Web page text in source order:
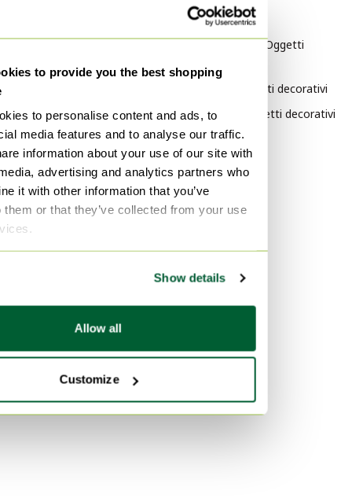
to provide you the best shopping
to personalise content and ads, to
media features and to analyse our traffic.
information about your use of our site with
advertising and analytics partners who
it with other information that you’ve
them or that they’ve collected from your use
Show details
Allow all
Customize
Per stile
Design italiano Oggetti
Art Deco Oggetti decorativi
Industriale Oggetti decorativi
Per materiale
Cromo Oggetti decorativi
rvs Oggetti decorativi
Porcellana Oggetti decorativi